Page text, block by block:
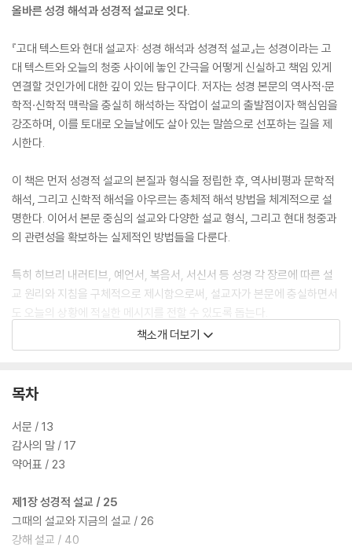
올바른 성경 해석과 성경적 설교로 잇다.
『고대 텍스트와 현대 설교자: 성경 해석과 성경적 설교』는 성경이라는 고
대 텍스트와 오늘의 청중 사이에 놓인 간극을 어떻게 신실하고 책임 있게
연결할 것인가에 대한 깊이 있는 탐구이다. 저자는 성경 본문의 역사적·문
학적·신학적 맥락을 충실히 해석하는 작업이 설교의 출발점이자 핵심임을
강조하며, 이를 토대로 오늘날에도 살아 있는 말씀으로 선포하는 길을 제
시한다.
이 책은 먼저 성경적 설교의 본질과 형식을 정립한 후, 역사비평과 문학적
해석, 그리고 신학적 해석을 아우르는 총체적 해석 방법을 체계적으로 설
명한다. 이어서 본문 중심의 설교와 다양한 설교 형식, 그리고 현대 청중과
의 관련성을 확보하는 실제적인 방법들을 다룬다.
특히 히브리 내러티브, 예언서, 복음서, 서신서 등 성경 각 장르에 따른 설
교 원리와 지침을 구체적으로 제시함으로써, 설교자가 본문에 충실하면서
도 오늘의 상황에 적실한 메시지를 전할 수 있도록 돕는다.
이 책은 단순한 설교 기술서가 아니라, 성경 해석과 설교를 통합적으로 이
와 실천적 방향을 제공하는 안내서이다.
책소개 더보기
목차
서문 / 13
감사의 말 / 17
약어표 / 23
제1장 성경적 설교 / 25
그때의 설교와 지금의 설교 / 26
강해 설교 / 40